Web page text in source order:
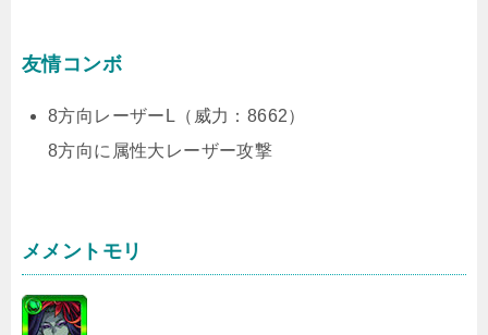
友情コンボ
8方向レーザーL（威力：8662）
8方向に属性大レーザー攻撃
メメントモリ